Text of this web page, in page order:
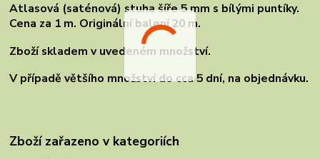
Atlasová (saténová) stuha šíře 5 mm s bílými puntíky.
Cena za 1 m. Originální balení 20 m.
Zboží skladem v uvedeném množství.
V případě většího množství do cca 5 dní, na objednávku.
Zboží zařazeno v kategoriích